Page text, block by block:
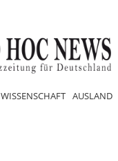
WISSENSCHAFT AUSLAND